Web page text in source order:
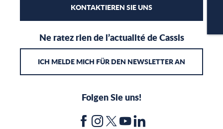
KONTAKTIEREN SIE UNS
Ne ratez rien de l’actualité de Cassis
ICH MELDE MICH FÜR DEN NEWSLETTER AN
Folgen Sie uns!